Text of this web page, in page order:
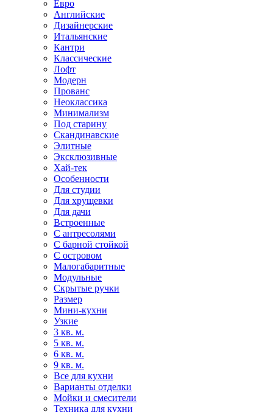
Евро
Английские
Дизайнерские
Итальянские
Кантри
Классические
Лофт
Модерн
Прованс
Неоклассика
Минимализм
Под старину
Скандинавские
Элитные
Эксклюзивные
Хай-тек
Особенности
Для студии
Для хрущевки
Для дачи
Встроенные
С антресолями
С барной стойкой
С островом
Малогабаритные
Модульные
Скрытые ручки
Размер
Мини-кухни
Узкие
3 кв. м.
5 кв. м.
6 кв. м.
9 кв. м.
Все для кухни
Варианты отделки
Мойки и смесители
Техника для кухни